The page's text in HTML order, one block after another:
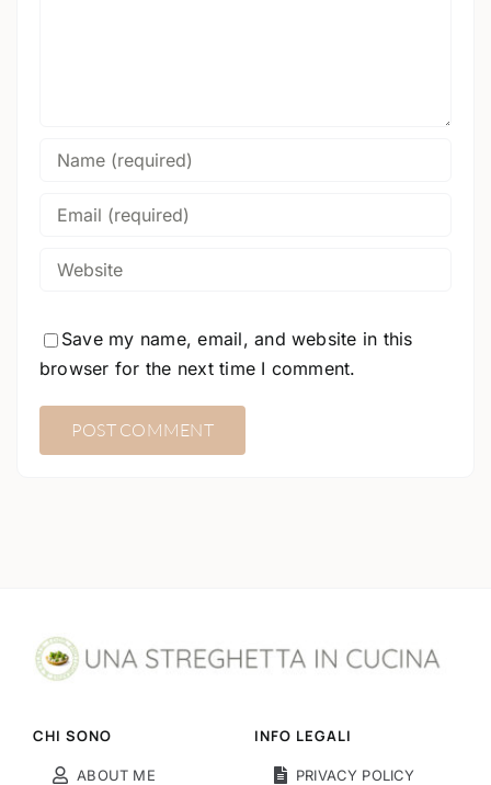
Save my name, email, and website in this
browser for the next time I comment.
CHI SONO
ABOUT ME
INFO LEGALI
PRIVACY POLICY